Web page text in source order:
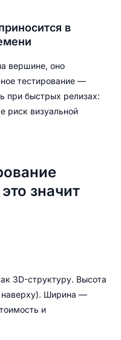
в
вершине, оно
тестирование —
при быстрых релизах:
риск визуальной
значит
3D-структуру. Высота
наверху). Ширина —
и